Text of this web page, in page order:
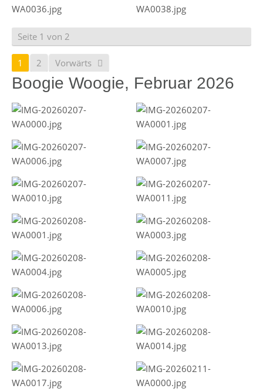
Seite 1 von 2
1 2 Vorwärts
Boogie Woogie, Februar 2026